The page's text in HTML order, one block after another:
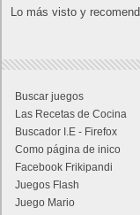
Lo más visto y
Buscar juegos
Las Recetas de Cocina
Buscador I.E - Firefox
Como página de inico
Facebook Frikipandi
Juegos Flash
Juego Mario